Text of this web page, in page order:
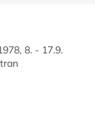
8. - 17.9.